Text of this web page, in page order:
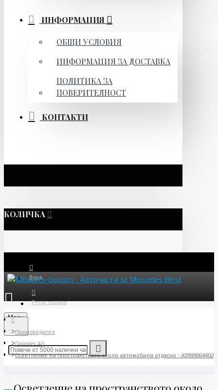
ИНФОРМАЦИЯ
ОБЩИ УСЛОВИЯ
ИНФОРМАЦИЯ ЗА ДОСТАВКА
ПОЛИТИКА ЗА
ПОВЕРИТЕЛНОСТ
КОНТАКТИ
КОЛИЧКА
Вход
Регистрация
Menu
Производител
Daimler AG
Осветление на пространството около автомобила отдясно - A0999064402